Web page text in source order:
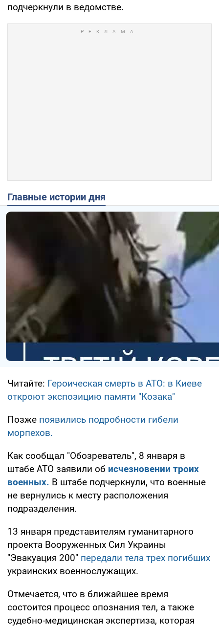
подчеркнули в ведомстве.
Главные истории дня
Читайте: Героическая смерть в АТО: в Киеве
откроют экспозицию памяти "Козака"
Позже появились подробности гибели
морпехов.
Как сообщал "Обозреватель", 8 января в
штабе АТО заявили об исчезновении троих
военных. В штабе подчеркнули, что военные
не вернулись к месту расположения
подразделения.
13 января представителям гуманитарного
проекта Вооруженных Сил Украины
"Эвакуация 200" передали тела трех погибших
украинских военнослужащих.
Отмечается, что в ближайшее время
состоится процесс опознания тел, а также
судебно-медицинская экспертиза, которая